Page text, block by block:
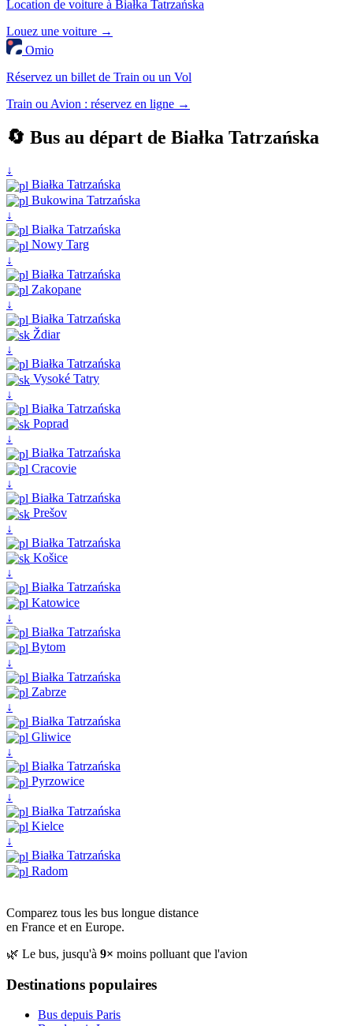
Location de voiture à Białka Tatrzańska
Louez une voiture →
Omio
Réservez un billet de Train ou un Vol
Train ou Avion : réservez en ligne →
🔄 Bus au départ de Białka Tatrzańska
↓
Białka Tatrzańska
Bukowina Tatrzańska
↓
Białka Tatrzańska
Nowy Targ
↓
Białka Tatrzańska
Zakopane
↓
Białka Tatrzańska
Ždiar
↓
Białka Tatrzańska
Vysoké Tatry
↓
Białka Tatrzańska
Poprad
↓
Białka Tatrzańska
Cracovie
↓
Białka Tatrzańska
Prešov
↓
Białka Tatrzańska
Košice
↓
Białka Tatrzańska
Katowice
↓
Białka Tatrzańska
Bytom
↓
Białka Tatrzańska
Zabrze
↓
Białka Tatrzańska
Gliwice
↓
Białka Tatrzańska
Pyrzowice
↓
Białka Tatrzańska
Kielce
↓
Białka Tatrzańska
Radom
Comparez tous les bus longue distance
en France et en Europe.
🌿 Le bus, jusqu'à 9× moins polluant que l'avion
Destinations populaires
Bus depuis Paris